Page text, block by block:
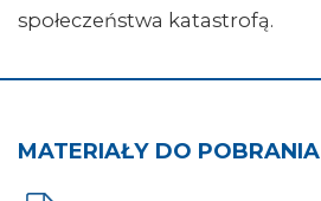
społeczeństwa katastrofą.
MATERIAŁY DO POBRANIA